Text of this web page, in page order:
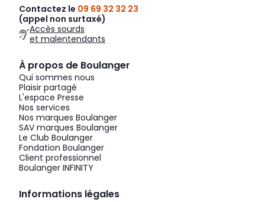
Contactez le 09 69 32 32 23
(appel non surtaxé)
Accès sourds
et malentendants
À propos de Boulanger
Qui sommes nous
Plaisir partagé
L'espace Presse
Nos services
Nos marques Boulanger
SAV marques Boulanger
Le Club Boulanger
Fondation Boulanger
Client professionnel
Boulanger INFINITY
Informations légales